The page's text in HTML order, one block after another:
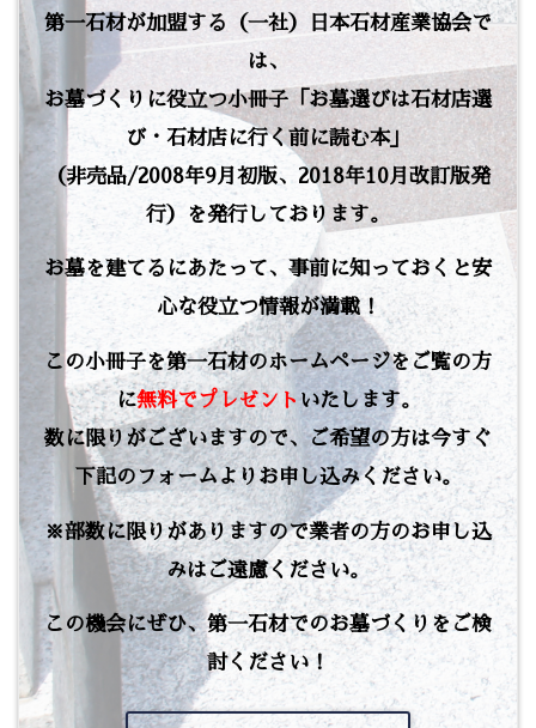
第一石材が加盟する（一社）日本石材産業協会で
は、
お墓づくりに役立つ小冊子「お墓選びは石材店選
び・石材店に行く前に読む本」
（非売品/2008年9月初版、2018年10月改訂版発
行）を発行しております。
お墓を建てるにあたって、事前に知っておくと安
心な役立つ情報が満載！
この小冊子を第一石材のホームページをご覧の方
に無料でプレゼントいたします。
数に限りがございますので、ご希望の方は今すぐ
下記のフォームよりお申し込みください。
※部数に限りがありますので業者の方のお申し込
みはご遠慮ください。
この機会にぜひ、第一石材でのお墓づくりをご検
討ください！